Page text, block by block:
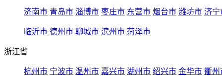
济南市 青岛市 淄博市 枣庄市 东营市 烟台市 潍坊市 济宁
临沂市 德州市 聊城市 滨州市 菏泽市
浙江省
杭州市 宁波市 温州市 嘉兴市 湖州市 绍兴市 金华市 衢州